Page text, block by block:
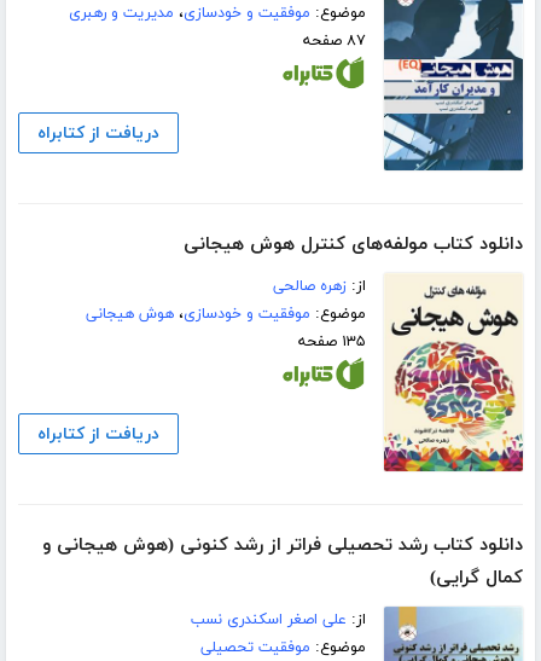
موضوع: موفقیت و خودسازی، مدیریت و رهبری
۸۷ صفحه
دریافت از کتابراه
دانلود کتاب مولفه‌های کنترل هوش هیجانی
از:زهره صالحی
موضوع: موفقیت و خودسازی،هوش هیجانی
۱۳۵ صفحه
دریافت از کتابراه
دانلود کتاب رشد تحصیلی فراتر از رشد کنونی (هوش هیجانی و
کمال گرایی)
از: علی اصغر اسکندری نسب
موضوع: موفقیت تحصیلی